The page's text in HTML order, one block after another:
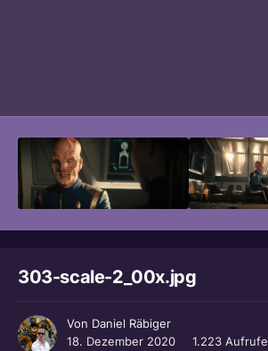
303-scale-2_00x.jpg
Von Daniel Räbiger
18. Dezember 2020
1.223 Aufrufe